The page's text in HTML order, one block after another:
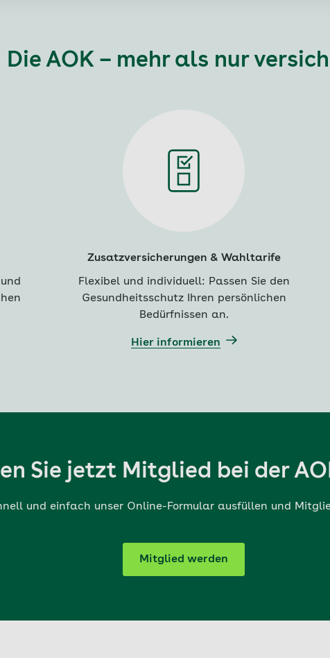
Die AOK – mehr als nur
Zusatzversicherungen & Wahltarife
Flexibel und individuell: Passen Sie den
Gesundheitsschutz Ihren persönlichen
Bedürfnissen an.
Hier informieren
Sie jetzt Mitglied bei der
und einfach unser Online-Formular ausfüllen und
Mitglied werden